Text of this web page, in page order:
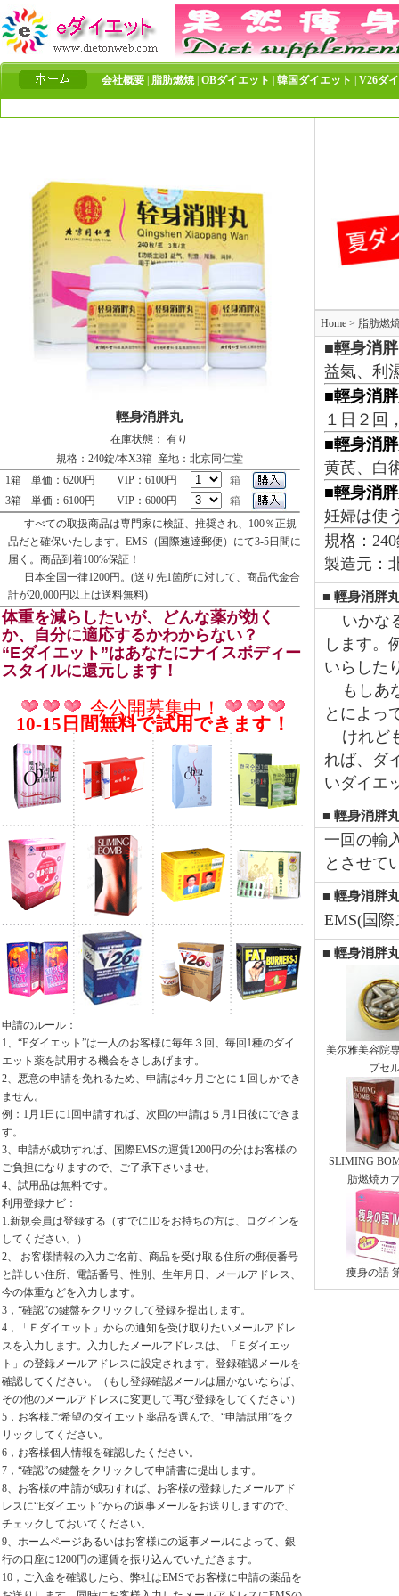
会社概要 脂肪燃焼| OBダイエット 韓国ダイエット V26ダ
輕身消胖丸
在庫状態： 有り
規格：240錠/本X3箱 産地：北京同仁堂
1箱
単価：6200円 VIP：6100円
箱
3箱
単価：6100円 VIP：6000円
箱
すべての取扱商品は専門家に検証、推奨され、100％正規
品だと確保いたします。EMS（国際速達郵便）にて3-5日間に
届く。商品到着100%保証！
日本全国一律1200円。(送り先1箇所に対して、商品代金合
計が20,000円以上は送料無料)
体重を減らしたいが、どんな薬が効く
か、自分に適応するかわからない？
“Eダイエット”はあなたにナイスボディー
スタイルに還元します！
今公開募集中！
10-15日間無料で試用できます！
申請のルール：
1、“Eダイエット”は一人のお客様に毎年３回、毎回1種のダイ
エット薬を試用する機会をさしあげます。
2、悪意の申請を免れるため、申請は4ヶ月ごとに１回しかでき
ません。
例：1月1日に1回申請すれば、次回の申請は５月1日後にできま
す。
3、申請が成功すれば、国際EMSの運賃1200円の分はお客様の
ご負担になりますので、ご了承下さいませ。
4、試用品は無料です。
利用登録ナビ：
1.新規会員は登録する（すでにIDをお持ちの方は、ログインを
してください。）
2、 お客様情報の入力ご名前、商品を受け取る住所の郵便番号
と詳しい住所、電話番号、性別、生年月日、メールアドレス、
今の体重などを入力します。
3，“確認”の鍵盤をクリックして登録を提出します。
4，「Ｅダイエット」からの通知を受け取りたいメールアドレ
スを入力します。入力したメールアドレスは、「Ｅダイエッ
ト」の登録メールアドレスに設定されます。登録確認メールを
確認してください。（もし登録確認メールは届かないならば、
その他のメールアドレスに変更して再び登録をしてください）
5，お客様ご希望のダイエット薬品を選んで、“申請試用”をク
リックしてください。
6，お客様個人情報を確認したください。
7，“確認”の鍵盤をクリックして申請書に提出します。
8、お客様の申請が成功すれば、お客様の登録したメールアド
レスに“Eダイエット”からの返事メールをお送りしますので、
チェックしておいてください。
9、ホームページあるいはお客様にの返事メールによって、銀
行の口座に1200円の運賃を振り込んでいただきます。
10，ご入金を確認したら、弊社はEMSでお客様に申請の薬品を
Home > 脂肪燃
■輕身消
益氣、利
■輕身消
１日２回
■輕身消
黄芪、白
■輕身消
妊婦は使
規格：
製造元：
■ 輕身消胖
いかな
します。
いらした
もしあ
とによっ
けれど
れば、ダ
いダイエ
■ 輕身消胖
一回の輸
とさせて
■ 輕身消胖
EMS(国
■ 輕身消胖
美尔雅美容院
プセ
SLIMING
肪燃焼カ
痩身の語